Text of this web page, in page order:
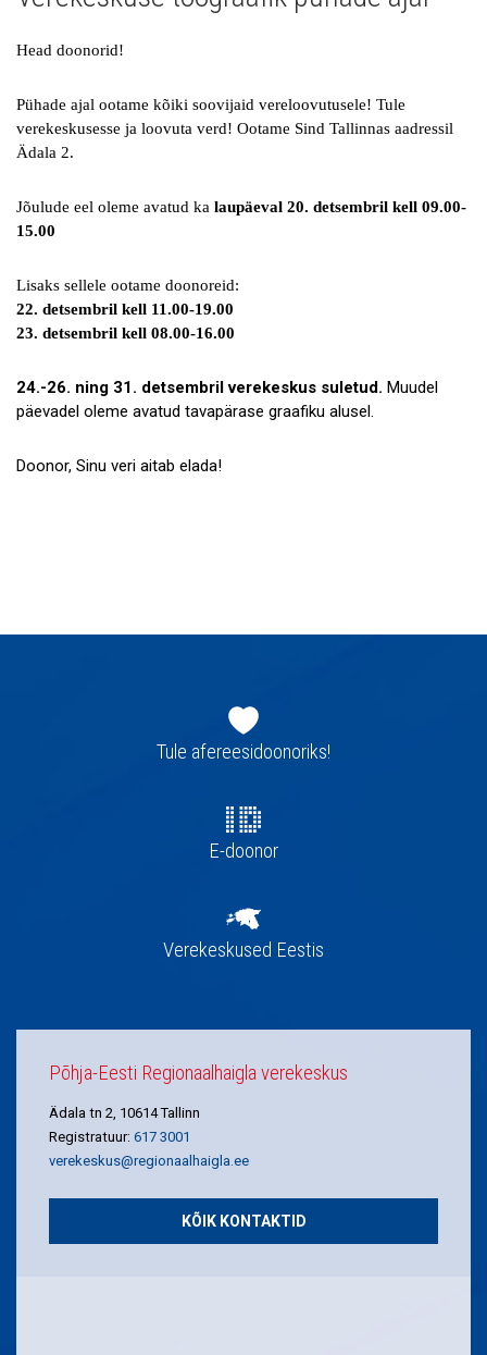
Galerii
Tule tööle!
Andmekaitse
Head doonorid!
Pühade ajal ootame kõiki soovijaid vereloovutusele! Tule
verekeskusesse ja loovuta verd! Ootame Sind Tallinnas aadressil
Ädala 2.
Jõulude eel oleme avatud ka laupäeval 20. detsembril kell 09.00-
15.00
Lisaks sellele ootame doonoreid:
22. detsembril kell 11.00-19.00
23. detsembril kell 08.00-16.00
24.-26. ning 31. detsembril verekeskus suletud. Muudel
päevadel oleme avatud tavapärase graafiku alusel.
Doonor, Sinu veri aitab elada!
navigatsioonTule afereesidoonoriks!
E-doonor
Verekeskused Eestis
Põhja-Eesti Regionaalhaigla verekeskus
Ädala tn 2, 10614 Tallinn
Registratuur: 617 3001
verekeskus@regionaalhaigla.ee
KÕIK KONTAKTID